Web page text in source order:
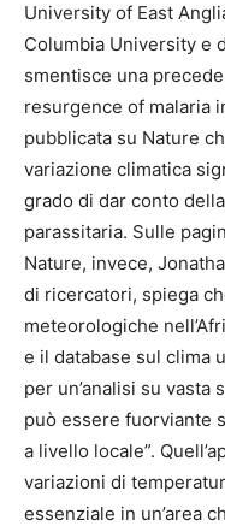
University of East
Columbia University e
smentisce una
resurgence of malaria
pubblicata su Nature
variazione climatica
grado di dar conto
parassitaria. Sulle
Nature, invece,
di ricercatori, spiega
meteorologiche
e il database sul clima
per un’analisi su vasta
può essere fuorviante
a livello locale”.
variazioni di
essenziale in un’area